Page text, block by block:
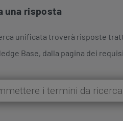
una risposta
unificata troverà risposte
Base, dalla pagina dei